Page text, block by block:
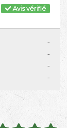
Avis vérifié
-
-
-
-